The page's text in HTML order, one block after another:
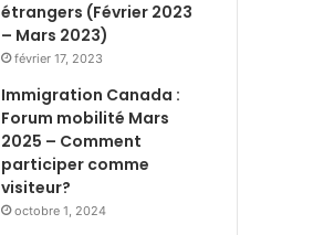
étrangers (Février 2023
– Mars 2023)
février 17, 2023
Immigration Canada :
Forum mobilité Mars
2025 – Comment
participer comme
visiteur?
octobre 1, 2024